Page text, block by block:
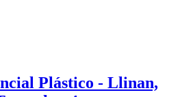
Plástico - Llinan,